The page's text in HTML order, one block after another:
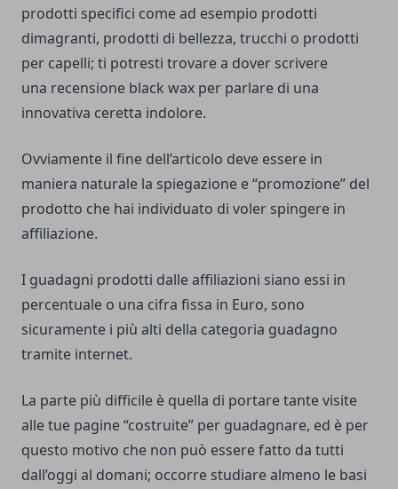
prodotti specifici come ad esempio prodotti
dimagranti, prodotti di bellezza, trucchi o prodotti
per capelli; ti potresti trovare a dover scrivere
una recensione black wax per parlare di una
innovativa ceretta indolore.
Ovviamente il fine dell’articolo deve essere in
maniera naturale la spiegazione e “promozione” del
prodotto che hai individuato di voler spingere in
affiliazione.
I guadagni prodotti dalle affiliazioni siano essi in
percentuale o una cifra fissa in Euro, sono
sicuramente i più alti della categoria guadagno
tramite internet.
La parte più difficile è quella di portare tante visite
alle tue pagine “costruite” per guadagnare, ed è per
questo motivo che non può essere fatto da tutti
dall’oggi al domani; occorre studiare almeno le basi